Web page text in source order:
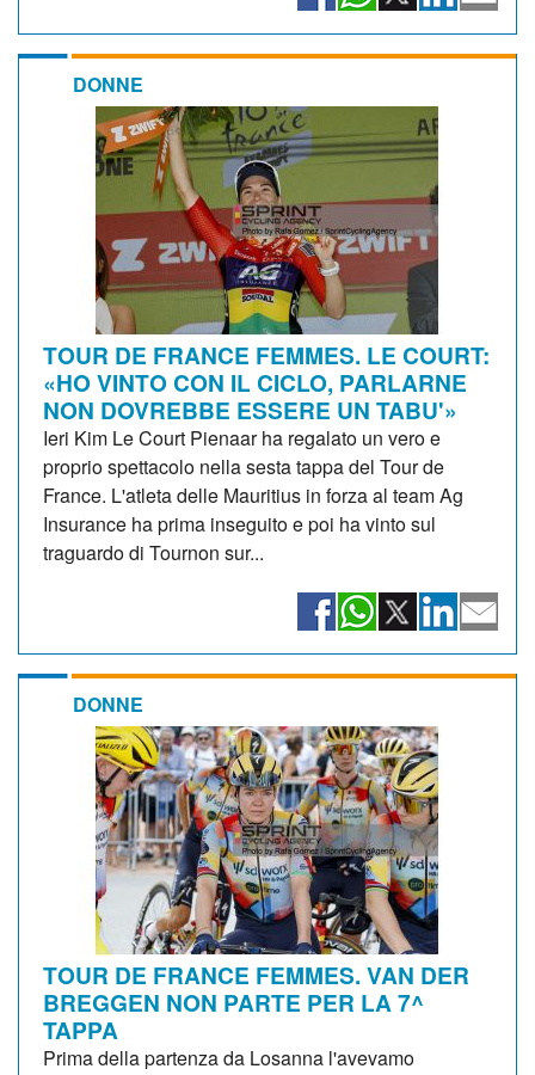
DONNE
TOUR DE FRANCE FEMMES. LE COURT:
«HO VINTO CON IL CICLO, PARLARNE
NON DOVREBBE ESSERE UN TABU'»
Ieri Kim Le Court Pienaar ha regalato un vero e
proprio spettacolo nella sesta tappa del Tour de
France. L'atleta delle Mauritius in forza al team Ag
Insurance ha prima inseguito e poi ha vinto sul
traguardo di Tournon sur...
DONNE
TOUR DE FRANCE FEMMES. VAN DER
BREGGEN NON PARTE PER LA 7^
TAPPA
Prima della partenza da Losanna l'avevamo